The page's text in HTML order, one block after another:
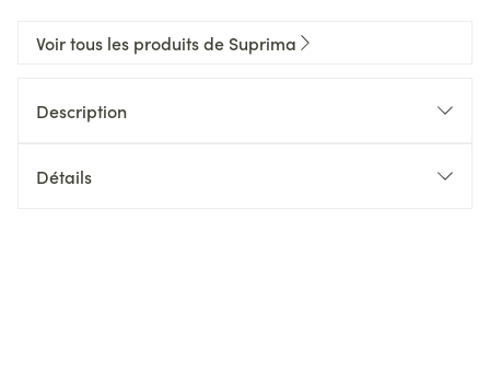
Voir tous les produits de Suprima
Description
Détails